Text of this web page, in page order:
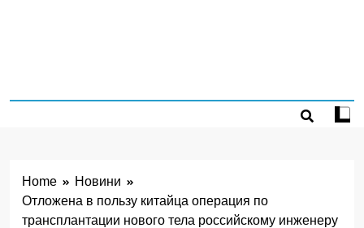
Home
Новини
Отложена в пользу китайца операция по
трансплантации нового тела российскому инженеру